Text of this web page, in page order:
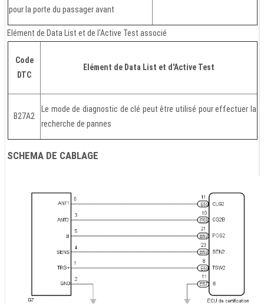
pour la porte du passager avant
Elément de Data List et de l'Active Test associé
Code
DTC
Elément de Data List et d'Active Test
B27A2
Le mode de diagnostic de clé peut être utilisé pour effectuer la
recherche de pannes
SCHEMA DE CABLAGE